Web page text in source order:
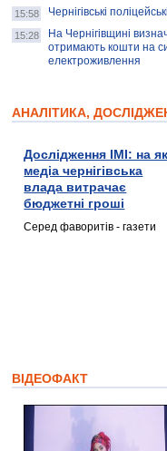
15:58 Чернігівські
15:28
На Чернігівщині
отримають кошти на
електроживлення
АНАЛІТИКА,
Дослідження ІМІ: на
медіа чернігівська
влада витрачає
бюджетні гроші
Серед фаворитів - газети
ВІДЕОФАКТ